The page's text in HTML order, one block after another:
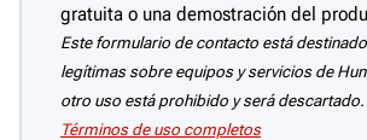
gratuita o una demostración del
Este formulario de contacto está
legítimas sobre equipos y servicios de
otro uso está prohibido y será descartado.
Términos de uso completos